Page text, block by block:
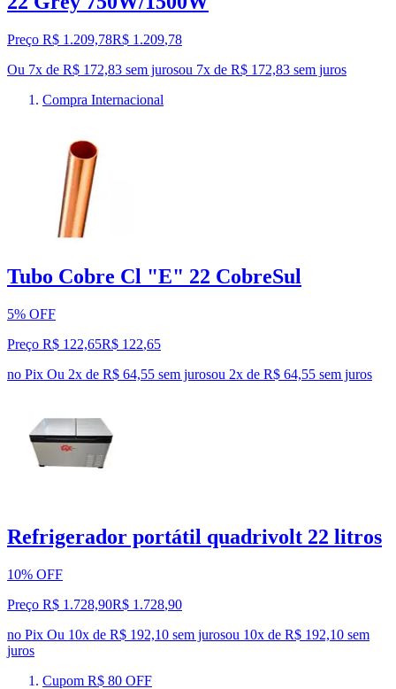
Preço R$ 1.209,78R$ 1.209,78
Ou 7x de R$ 172,83 sem jurosou 7x de R$ 172,83 sem juros
Compra Internacional
Tubo Cobre Cl "E" 22 CobreSul
5% OFF
Preço R$ 122,65R$ 122,65
no Pix Ou 2x de R$ 64,55 sem jurosou 2x de R$ 64,55 sem juros
Refrigerador portátil quadrivolt 22 litros
10% OFF
Preço R$ 1.728,90R$ 1.728,90
no Pix Ou 10x de R$ 192,10 sem jurosou 10x de R$ 192,10 sem
juros
Cupom R$ 80 OFF